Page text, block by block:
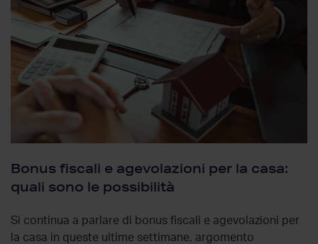
Bonus fiscali e agevolazioni per la casa:
quali sono le possibilità
Si continua a parlare di bonus fiscali e agevolazioni per
la casa in queste ultime settimane, argomento